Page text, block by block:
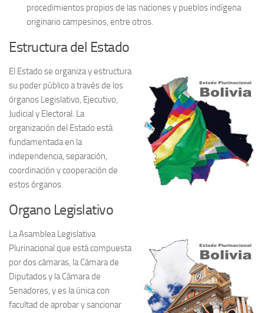
procedimientos propios de las naciones y pueblos indígena
originario campesinos, entre otros.
Estructura del Estado
El Estado se organiza y estructura
su poder público a través de los
órganos Legislativo, Ejecutivo,
Judicial y Electoral. La
organización del Estado está
fundamentada en la
independencia, separación,
coordinación y cooperación de
estos órganos.
Organo Legislativo
La Asamblea Legislativa
Plurinacional que está compuesta
por dos cámaras, la Cámara de
Diputados y la Cámara de
Senadores, y es la única con
facultad de aprobar y sancionar